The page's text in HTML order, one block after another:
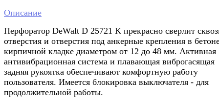
Описание
Перфоратор DeWalt D 25721 K прекрасно сверлит
отверстия и отверстия под анкерные крепления в
кирпичной кладке диаметром от 12 до 48 мм. Активная
антивибрационная система и плавающая виброгасящая
задняя рукоятка обеспечивают комфортную работу
пользователя. Имеется блокировка выключателя - для
продолжительной работы.